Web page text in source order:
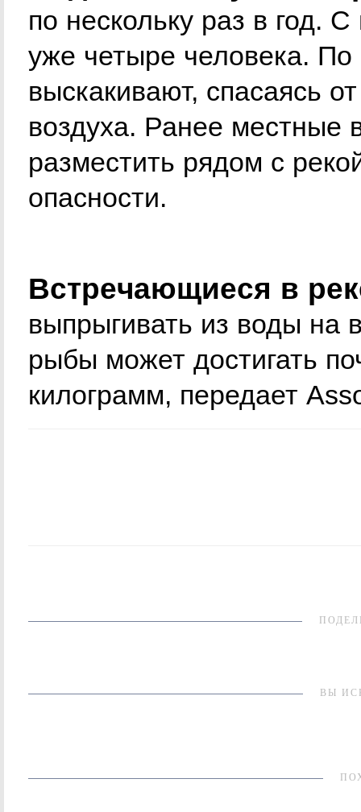
по нескольку раз в год.
уже четыре человека.
выскакивают, спасаясь
воздуха. Ранее местные
разместить рядом с
опасности.
Встречающиеся в
выпрыгивать из воды на
рыбы может достигать
килограмм, передает
ВЫ